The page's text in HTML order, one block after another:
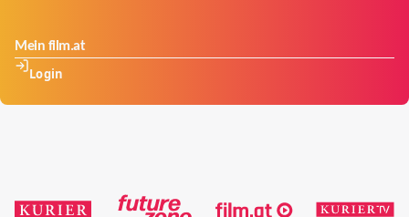
Mein film.at
Login